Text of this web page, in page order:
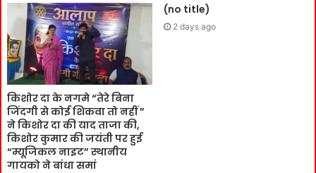
किशोर दा के नगमे “तेरे बिना
जिंदगी से कोई शिकवा तो नहीं ”
ने किशोर दा की याद ताजा की,
किशोर कुमार की जयंती पर हुई
“म्यूजिकल नाइट” स्थानीय
गायको ने बांधा समां
(no title)
2 days ago